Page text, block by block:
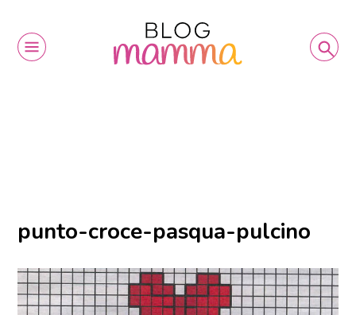
punto-croce-pasqua-pulcino